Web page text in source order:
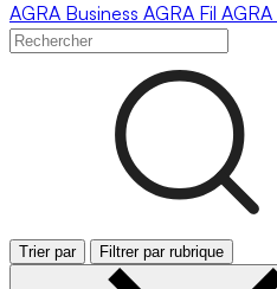
AGRA Business AGRA Fil AGRA
Trier par Filtrer par rubrique